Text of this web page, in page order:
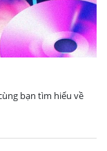
bạn tìm hiểu về